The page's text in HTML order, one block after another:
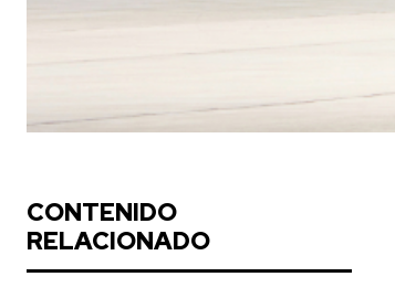
CONTENIDO
RELACIONADO